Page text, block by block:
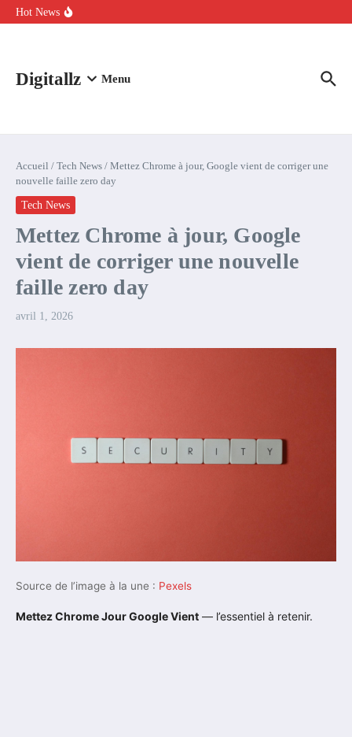
Aller au contenu
Hot News
Comment l’IA simplifie la data de caisse pour la transformer en
Digitallz Menu
Accueil / Tech News / Mettez Chrome à jour, Google vient de corriger une
nouvelle faille zero day
Tech News
Mettez Chrome à jour, Google
vient de corriger une nouvelle
faille zero day
avril 1, 2026
Source de l’image à la une : Pexels
Mettez Chrome Jour Google Vient — l’essentiel à retenir.